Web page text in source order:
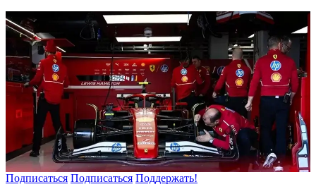
Подписаться Подписаться Поддержать!